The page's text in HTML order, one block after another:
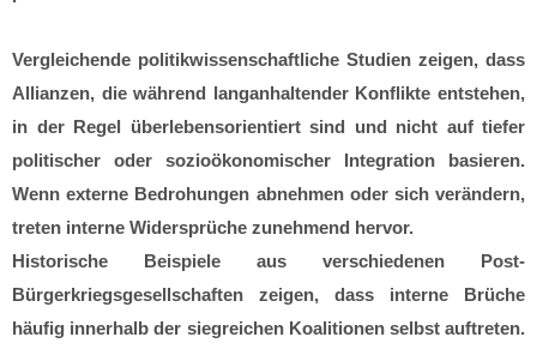
Vergleichende politikwissenschaftliche Studien zeigen, dass
Allianzen, die während langanhaltender Konflikte entstehen,
in der Regel überlebensorientiert sind und nicht auf tiefer
politischer oder sozioökonomischer Integration basieren.
Wenn externe Bedrohungen abnehmen oder sich verändern,
treten interne Widersprüche zunehmend hervor.
Historische Beispiele aus verschiedenen Post-
Bürgerkriegsgesellschaften zeigen, dass interne Brüche
häufig innerhalb der siegreichen Koalitionen selbst auftreten.